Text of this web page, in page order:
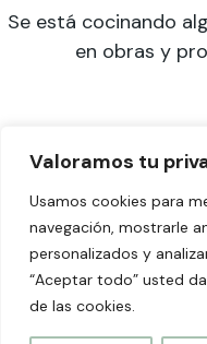
Valoramos tu
Usamos cookies para
navegación, mostrarle
personalizados y
“Aceptar todo” usted
de las cookies.
Se está cocinando
en obras y